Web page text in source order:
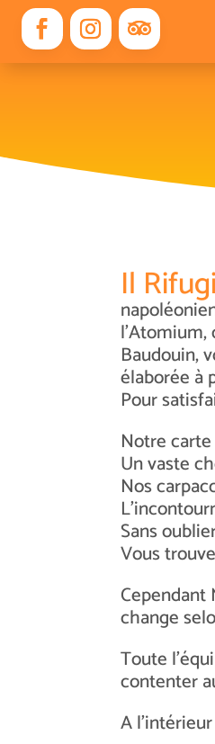
Il
Baudouin,
élaborée à
Pour
Notre
Un vaste
Nos
Sans
Vous
Cependant
change
Toute
contenter
A